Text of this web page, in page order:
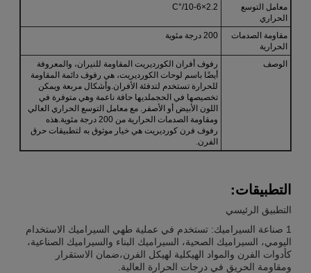
معامل التوسع
الحراري
2.2×10-6/°C
مقاومة الصدمات
الحرارية
200 درجة مئوية
الوصف
رفوف أفران الكورديريت المقاومة للنيران، والمعروفة
أيضًا باسم لوحات الكورديريت، هي رفوف دائمة المقاومة
للحرارة تستخدم لتدفئة الأفران.وأشكال مربعة ويمكن
تخصيصها في الحجملديها حافة ناعمة وهي متوفرة في
اللون الأبيض أو الأصفر. مع معامل التوسع الحراري العالي
ومقاومة الصدمات الحرارية من 200 درجة مئوية.هذه
رفوف فرن كورديريت هي خيار موثوق به لتطبيقات حرق
الفرن.
التطبيقات:
التطبيق الرئيسي
1 صناعة السيراميك: تستخدم في عملية طهي السيراميك الاستخدام
اليومي، السيراميك الصحية، السيراميك البناء والسيراميك الصناعية،
كأدوات الفرن والمواد الهيكلية لهيكل الفرن،ضمان الاستقرار
ومقاومة الحريق في درجات الحرارة العالية.